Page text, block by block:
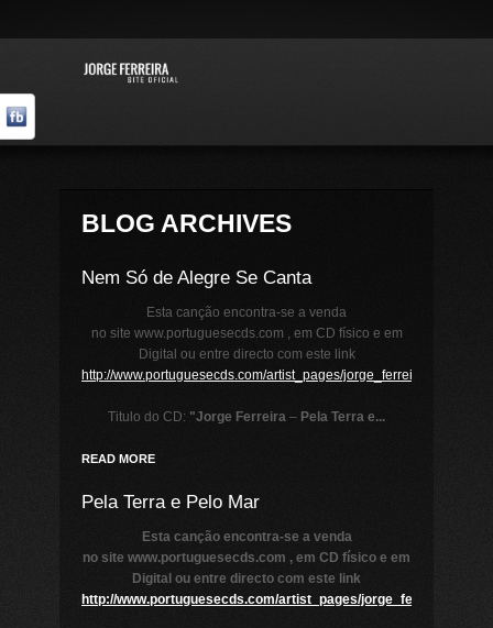
BLOG ARCHIVES
Nem Só de Alegre Se Canta
Esta canção encontra-se a venda
no site www.portuguesecds.com , em CD físico e em
Digital ou entre directo com este link
http://www.portuguesecds.com/artist_pages/jorge_ferreira/
Titulo do CD: "Jorge Ferreira – Pela Terra e...
READ MORE
Pela Terra e Pelo Mar
Esta canção encontra-se a venda
no site www.portuguesecds.com , em CD físico e em
Digital ou entre directo com este link
http://www.portuguesecds.com/artist_pages/jorge_ferreira/